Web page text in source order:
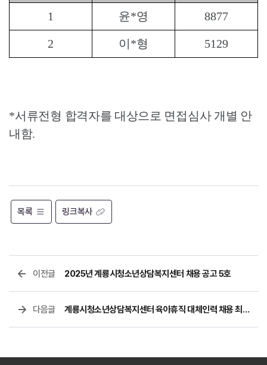
1
윤*영 8877
2 이 *형 5129
*서류전형 합격자를 대상으로 면접심사 개별 안
내함.
목록 링크복사
이전글 2025년 계룡시청소년상담복지센터 채용 공고 5호
다음글 계룡시청소년상담복지센터 육아휴직 대체인력 채용 최종 합격자 공고